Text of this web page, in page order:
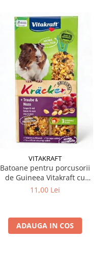
VITAKRAFT
Batoane pentru porcusorii
de Guineea Vitakraft cu
struguri & nuci 2 buc
11,00 Lei
ADAUGA IN COS